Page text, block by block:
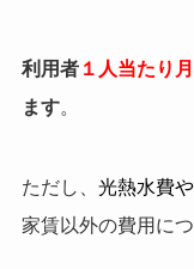
利用者１人当たり
ます。
ただし、 光熱水費
家賃以外の費用につ